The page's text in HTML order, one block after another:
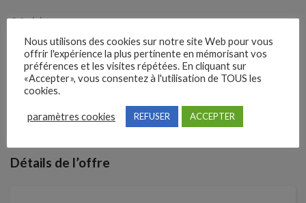
3 An(s)
Il y a4 semaines
septembre 2026
Je postule
Détails de l’offre
Nous utilisons des cookies sur notre site Web pour vous
offrir l'expérience la plus pertinente en mémorisant vos
préférences et les visites répétées. En cliquant sur
«Accepter», vous consentez à l'utilisation de TOUS les
cookies.
paramètres cookies REFUSER ACCEPTER